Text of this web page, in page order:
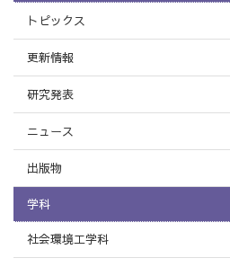
トピックス
更新情報
研究発表
ニュース
出版物
学科
社会環境工学科